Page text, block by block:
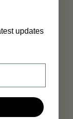
updates